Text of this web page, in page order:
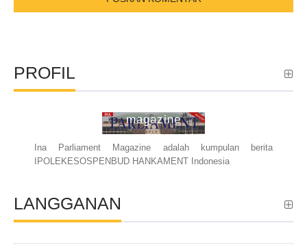
PROFIL
magazine
Ina Parliament Magazine adalah kumpulan berita
IPOLEKESOSPENBUD HANKAMENT Indonesia
LANGGANAN